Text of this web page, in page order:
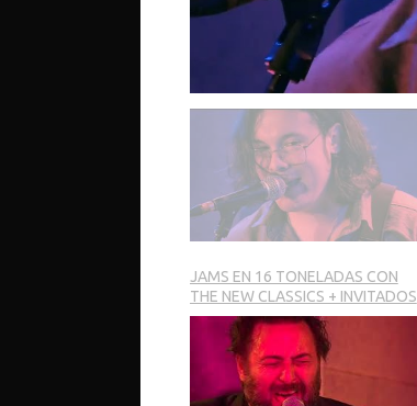
JAMS EN 16 TONELADAS CON
THE NEW CLASSICS + INVITADOS